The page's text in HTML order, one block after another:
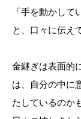
「手を動かして
と、口々に伝え
金継ぎは表面的
は、自分の中に
たしているのか